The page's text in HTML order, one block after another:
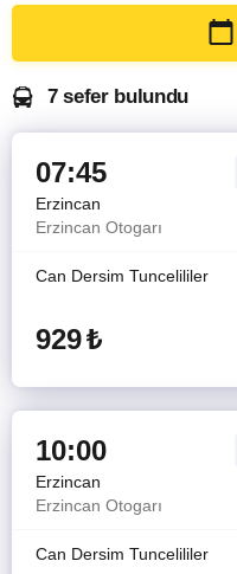
7 sefer bulundu
07:45
Erzincan
Erzincan Otogarı
Can Dersim Tuncelililer
929₺
10:00
Erzincan
Erzincan Otogarı
Can Dersim Tuncelililer